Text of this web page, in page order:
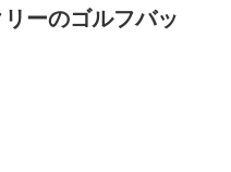
リーのゴルフバッ